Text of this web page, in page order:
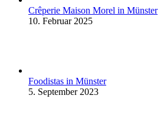
Crêperie Maison Morel in Münster
10. Februar 2025
Foodistas in Münster
5. September 2023